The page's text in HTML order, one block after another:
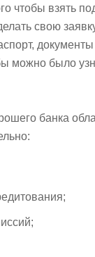
чтобы взять
свою
можно было
банка